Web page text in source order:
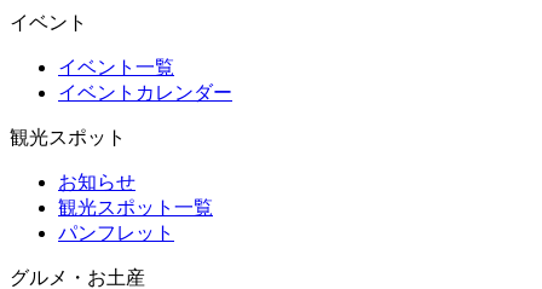
イベント
イベント一覧
イベントカレンダー
観光スポット
お知らせ
観光スポット一覧
パンフレット
グルメ・お土産